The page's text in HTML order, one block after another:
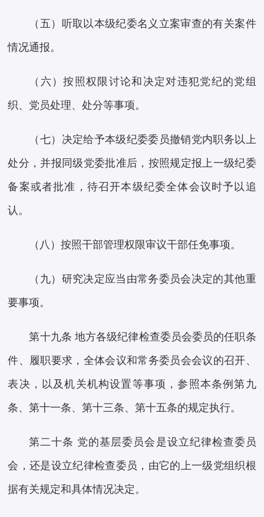
（五）听取以本级纪委名义立案审查的有关案件
情况通报。
（六）按照权限讨论和决定对违犯党纪的党组
织、党员处理、处分等事项。
（七）决定给予本级纪委委员撤销党内职务以上
处分，并报同级党委批准后，按照规定报上一级纪委
备案或者批准，待召开本级纪委全体会议时予以追
认。
（八）按照干部管理权限审议干部任免事项。
（九）研究决定应当由常务委员会决定的其他重
要事项。
第十九条 地方各级纪律检查委员会委员的任职条
件、履职要求，全体会议和常务委员会会议的召开、
表决，以及机关机构设置等事项，参照本条例第九
条、第十一条、第十三条、第十五条的规定执行。
第二十条 党的基层委员会是设立纪律检查委员
会，还是设立纪律检查委员，由它的上一级党组织根
据有关规定和具体情况决定。